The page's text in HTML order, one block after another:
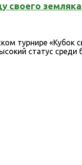
своего
турнире «Кубок
статус